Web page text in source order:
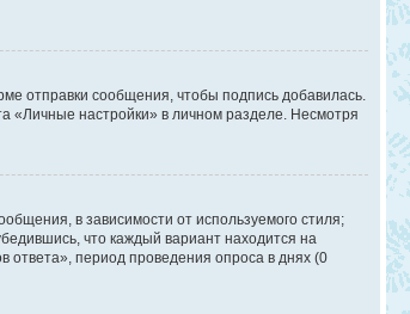
отправки сообщения, чтобы подпись добавилась.
«Личные настройки» в личном разделе. Несмотря
в зависимости от используемого стиля;
что каждый вариант находится на
ответа», период проведения опроса в днях (0